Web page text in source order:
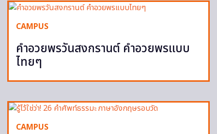
CAMPUS
คำอวยพรวันสงกรานต์ คำอวยพรแบบ
ไทยๆ
CAMPUS